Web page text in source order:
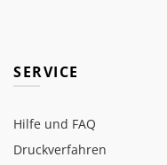
SERVICE
Hilfe und FAQ
Druckverfahren